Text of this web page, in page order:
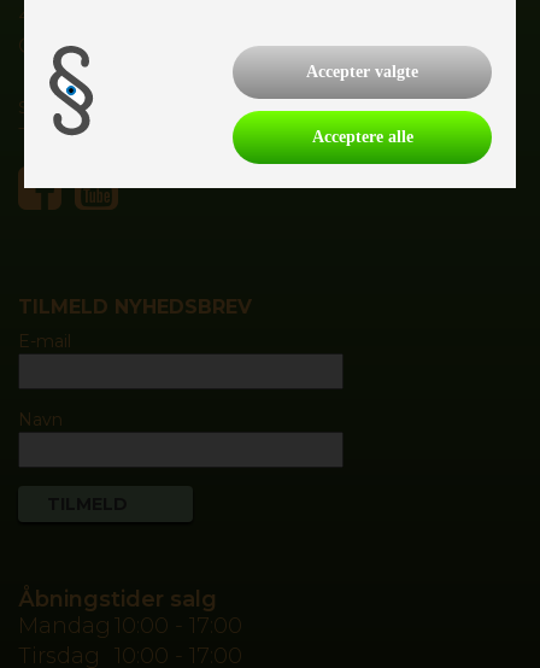
4200 Slagelse
CVR nr.
salg@slagelsecamping.dk
Tlf. 55700020
TILMELD NYHEDSBREV
E-mail
Navn
Åbningstider salg
Mandag 10:00 - 17:00
Tirsdag
10:00 - 17:00
Accepter valgte
Acceptere alle